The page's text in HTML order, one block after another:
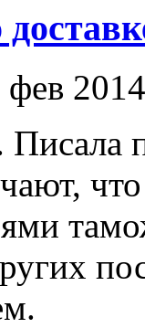
фев